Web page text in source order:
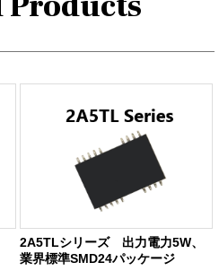
2A5TLシリーズ 出力電力5W、
業界標準SMD24パッケージ